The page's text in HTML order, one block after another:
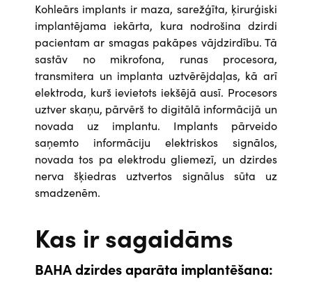
Kohleārs implants ir maza, sarežģīta, ķirurģiski
implantējama iekārta, kura nodrošina dzirdi
pacientam ar smagas pakāpes vājdzirdību. Tā
sastāv no mikrofona, runas procesora,
transmitera un implanta uztvērējdaļas, kā arī
elektroda, kurš ievietots iekšējā ausī. Procesors
uztver skaņu, pārvērš to digitālā informācijā un
novada uz implantu. Implants pārveido
saņemto informāciju elektriskos signālos,
novada tos pa elektrodu gliemezī, un dzirdes
nerva šķiedras uztvertos signālus sūta uz
smadzenēm.
Kas ir sagaidāms
BAHA dzirdes aparāta implantēšana: